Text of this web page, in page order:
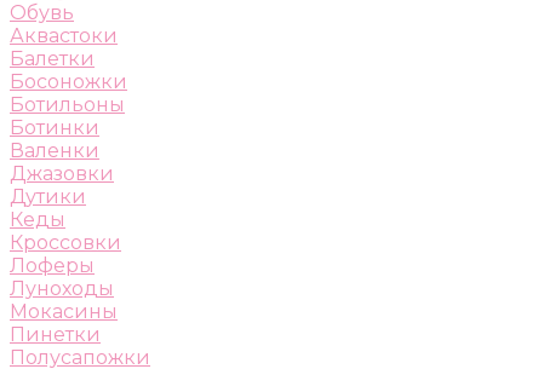
Обувь
Аквастоки
Балетки
Босоножки
Ботильоны
Ботинки
Валенки
Джазовки
Дутики
Кеды
Кроссовки
Лоферы
Луноходы
Мокасины
Пинетки
Полусапожки